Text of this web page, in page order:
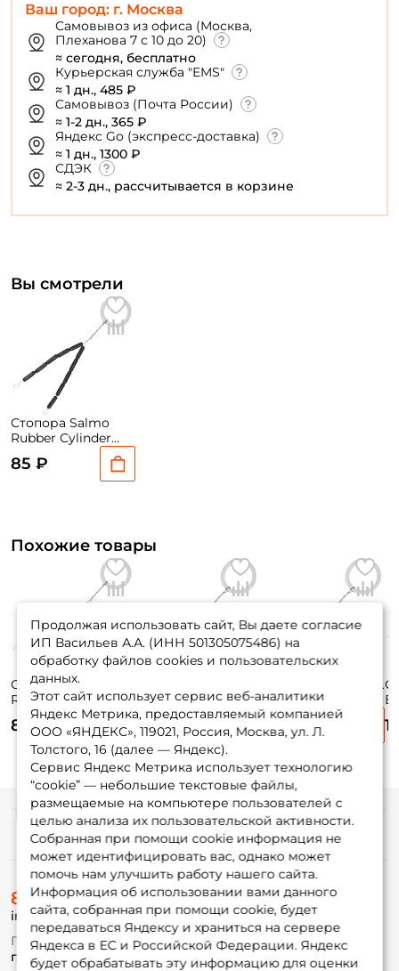
Ваш город: г. Москва
Самовывоз из офиса (Москва,
Плеханова 7 с 10 до 20)
≈ сегодня, бесплатно
Курьерская служба "EMS"
≈ 1 дн., 485 ₽
Самовывоз (Почта России)
≈ 1-2 дн., 365 ₽
Яндекс Go (экспресс-доставка)
≈ 1 дн., 1300 ₽
СДЭК
≈ 2-3 дн., рассчитывается в корзине
Вы смотрели
Стопора Salmo
Rubber Cylinder
Stops 003L 10шт.
85 ₽
Похожие товары
Стопора Salmo
Rubber Cylinder
Stops 004XL 10шт.
85 ₽
001M 10шт.
80 ₽
Стопора Salmo Art.
002L 10шт.
80 ₽
Продолжая использовать сайт, Вы даете согласие
ИП Васильев А.А. (ИНН 501305075486) на
обработку файлов cookies и пользовательских
данных.
Этот сайт использует сервис веб-аналитики
Яндекс Метрика, предоставляемый компанией
ООО «ЯНДЕКС», 119021, Россия, Москва, ул. Л.
Толстого, 16 (далее — Яндекс).
Сервис Яндекс Метрика использует технологию
“cookie” — небольшие текстовые файлы,
размещаемые на компьютере пользователей с
целью анализа их пользовательской активности.
Собранная при помощи cookie информация не
может идентифицировать вас, однако может
помочь нам улучшить работу нашего сайта.
Информация об использовании вами данного
сайта, собранная при помощи cookie, будет
передаваться Яндексу и храниться на сервере
Яндекса в ЕС и Российской Федерации. Яндекс
будет обрабатывать эту информацию для оценки
Информация
О магазине
Доставка
Оплата
Fox-bonus
Гуру
8 (495) 532-77-88
info@foxfishing.ru
По вопросам с заказом
г. Москва, ул. Плеханова д.7